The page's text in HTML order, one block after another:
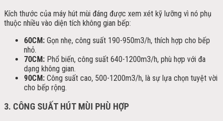
Kích thước của máy hút mùi đáng được xem xét kỹ lưỡng vì nó phụ
thuộc nhiều vào diện tích không gian bếp:
60CM: Gọn nhẹ, công suất 190-950m3/h, thích hợp cho bếp
nhỏ.
70CM: Phổ biến, công suất 640-1200m3/h, phù hợp với đa
dạng không gian.
90CM: Công suất cao, 500-1200m3/h, là sự lựa chọn tuyệt vời
cho bếp rộng.
3. CÔNG SUẤT HÚT MÙI PHÙ HỢP